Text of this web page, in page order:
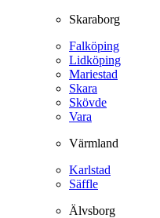
Skaraborg
Falköping
Lidköping
Mariestad
Skara
Skövde
Vara
Värmland
Karlstad
Säffle
Älvsborg